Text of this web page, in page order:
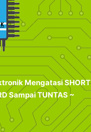
Mengatasi SHORT
Sampai TUNTAS ~